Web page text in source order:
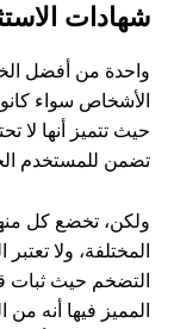
شهادات
واحدة من أفضل
الأشخاص سواء
حيث تتميز أنها لا
تضمن للمستخدم
ولكن، تخضع كل
المختلفة، ولا
التضخم حيث ثبات
المميز فيها أنه